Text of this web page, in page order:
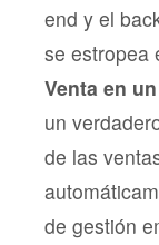
end y el
se estropea
Venta en
un
de las
de gestión